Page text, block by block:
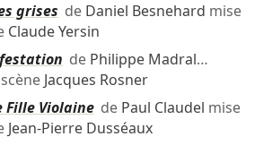
grises de Daniel Besnehard mise
Claude Yersin
de Philippe Madral…
Jacques Rosner
Fille Violainede Paul Claudel mise
Jean-Pierre Dusséaux